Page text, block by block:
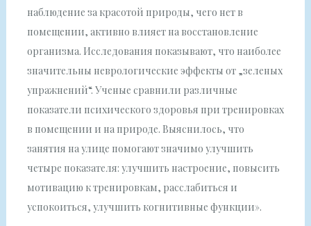
наблюдение за красотой природы, чего нет в
помещении, активно влияет на восстановление
организма. Исследования показывают, что наиболее
значительны неврологические эффекты от „зеленых
упражнений“. Ученые сравнили различные
показатели психического здоровья при тренировках
в помещении и на природе. Выяснилось, что
занятия на улице помогают значимо улучшить
четыре показателя: улучшить настроение, повысить
мотивацию к тренировкам, расслабиться и
успокоиться, улучшить когнитивные функции».